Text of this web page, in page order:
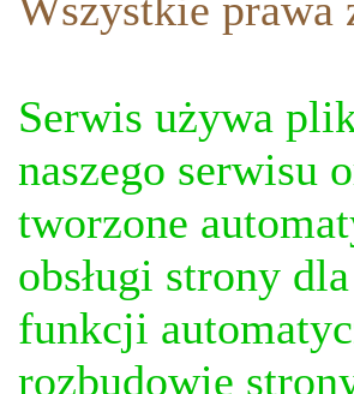
Serwis używa
naszego serwisu
tworzone
obsługi strony
funkcji
rozbudowie